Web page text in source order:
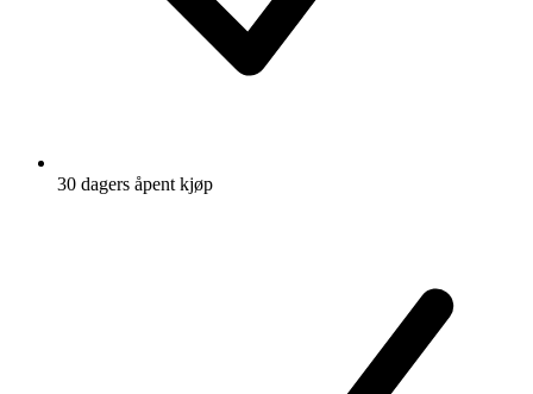
30 dagers åpent kjøp